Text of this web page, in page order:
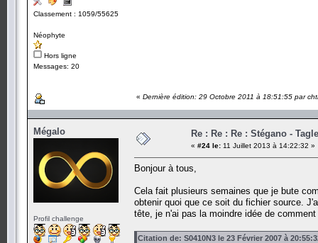
Classement : 1059/55625
Néophyte
Hors ligne
Messages: 20
« Dernière édition: 29 Octobre 2011 à 18:51:55 par
Mégalo
Profil challenge
Re : Re : Re : Stégano -
« #24 le: 11 Juillet 2013 à 14:22:32 »
Bonjour à tous,
Cela fait plusieurs semaines que je bute
obtenir quoi que ce soit du fichier source.
tête, je n'ai pas la moindre idée de
Citation de: S0410N3 le 23 Février 2007 à